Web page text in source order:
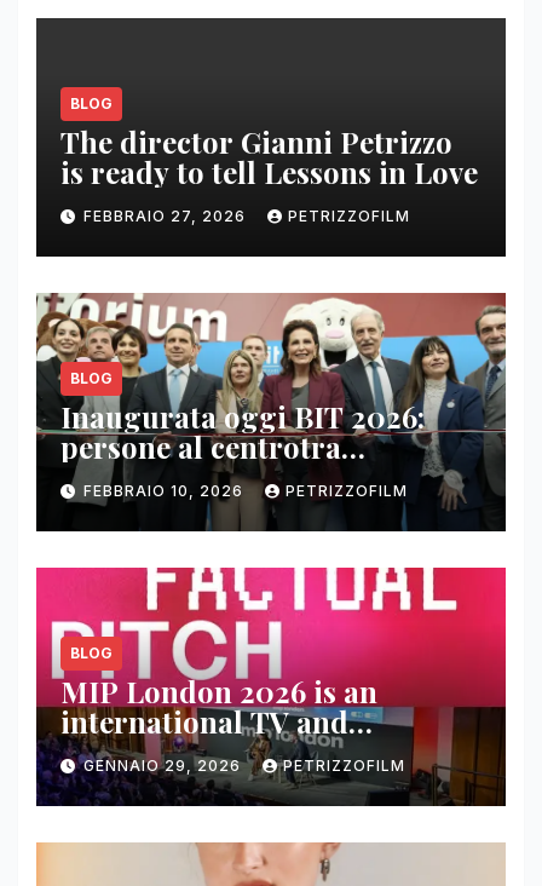
BLOG
The director Gianni Petrizzo
is ready to tell Lessons in Love
FEBBRAIO 27, 2026 PETRIZZOFILM
BLOG
Inaugurata oggi BIT 2026:
persone al centrotra
contenuti, relazioni e business
FEBBRAIO 10, 2026 PETRIZZOFILM
BLOG
MIP London 2026 is an
international TV and
streaming content market
GENNAIO 29, 2026 PETRIZZOFILM